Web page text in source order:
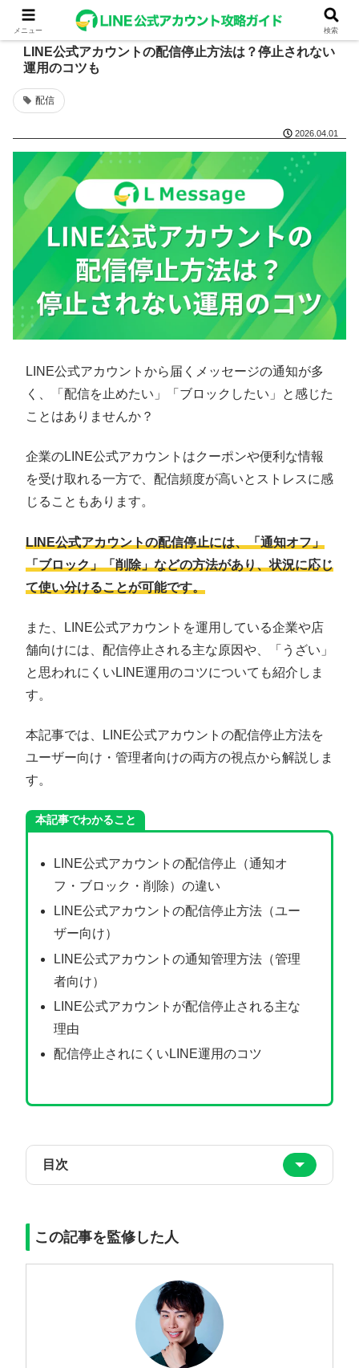
LINE公式アカウントの配信停止方法は？停止されない
運用のコツも
配信
2026.04.01
LINE公式アカウントから届くメッセージの通知が多
く、「配信を止めたい」「ブロックしたい」と感じた
ことはありませんか？
企業のLINE公式アカウントはクーポンや便利な情報
を受け取れる一方で、配信頻度が高いとストレスに感
じることもあります。
LINE公式アカウントの配信停止には、「通知オフ」
「ブロック」「削除」などの方法があり、状況に応じ
て使い分けることが可能です。
また、LINE公式アカウントを運用している企業や店
舗向けには、配信停止される主な原因や、「うざい」
と思われにくいLINE運用のコツについても紹介しま
す。
本記事では、LINE公式アカウントの配信停止方法を
ユーザー向け・管理者向けの両方の視点から解説しま
す。
本記事でわかること
LINE公式アカウントの配信停止（通知オ
フ・ブロック・削除）の違い
LINE公式アカウントの配信停止方法（ユー
ザー向け）
LINE公式アカウントの通知管理方法（管理
者向け）
LINE公式アカウントが配信停止される主な
理由
配信停止されにくいLINE運用のコツ
目次
この記事を監修した人
メニュー 検索